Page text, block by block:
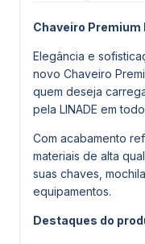
Chaveiro Premium
Elegância e
novo Chaveiro
quem deseja
pela LINADE em
Com acabamento
materiais de alta
suas chaves,
equipamentos.
Destaques do